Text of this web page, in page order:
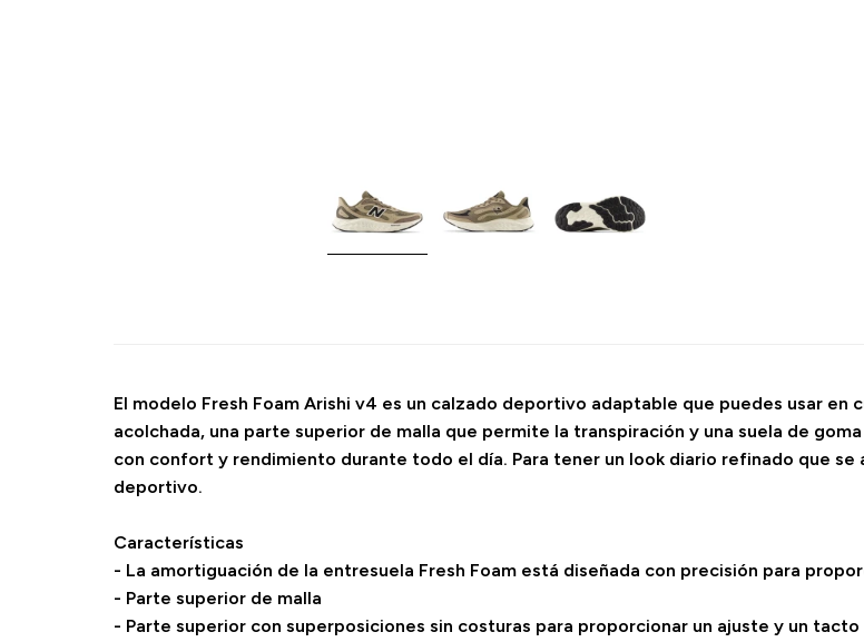
El modelo Fresh Foam Arishi v4 es un calzado deportivo adaptable que puedes usar en
acolchada, una parte superior de malla que permite la transpiración y una suela de
con confort y rendimiento durante todo el día. Para tener un look diario refinado que
deportivo.
Características
- La amortiguación de la entresuela Fresh Foam está diseñada con precisión para
- Parte superior de malla
- Parte superior con superposiciones sin costuras para proporcionar un ajuste y un